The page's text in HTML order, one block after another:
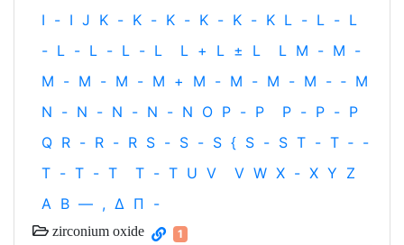
I - I J K - K - K - K - K - K L - L - L
- L - L - L - L L + L ± L L M - M -
M - M - M - M + M - M - M - M - ‐ M
N - N - N - N - N O P - P P - P - P
Q R - R - R S - S - S { S - S T - T ‐ -
T - T - T T - T U V V W X - X Y Z
Α Β — , Δ Π -
zirconium oxide 1